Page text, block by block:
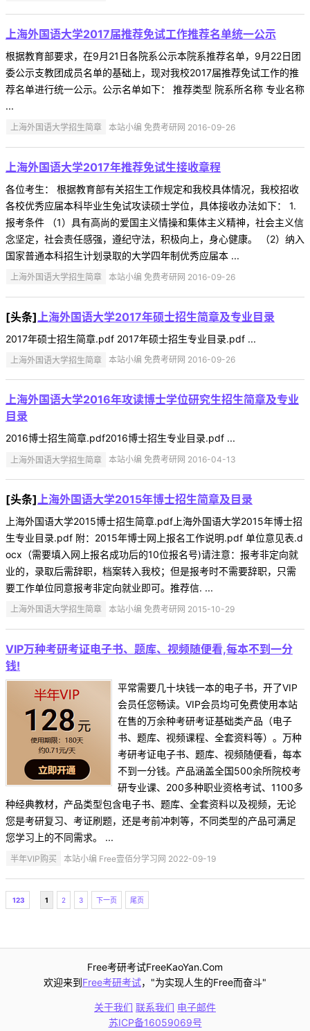
上海外国语大学2017届推荐免试工作推荐名单统一公示
根据教育部要求，在9月21日各院系公示本院系推荐名单，9月22日团
委公示支教团成员名单的基础上，现对我校2017届推荐免试工作的推
荐名单进行统一公示。公示名单如下： 推荐类型 院系所名称 专业名称
...
上海外国语大学招生简章 本站小编 免费考研网 2016-09-26
上海外国语大学2017年推荐免试生接收章程
各位考生： 根据教育部有关招生工作规定和我校具体情况，我校招收
各校优秀应届本科毕业生免试攻读硕士学位，具体接收办法如下： 1.
报考条件 （1）具有高尚的爱国主义情操和集体主义精神，社会主义信
念坚定，社会责任感强，遵纪守法，积极向上，身心健康。 （2）纳入
国家普通本科招生计划录取的大学四年制优秀应届本 ...
上海外国语大学招生简章 本站小编 免费考研网 2016-09-26
[头条] 上海外国语大学2017年硕士招生简章及专业目录
2017年硕士招生简章.pdf 2017年硕士招生专业目录.pdf ...
上海外国语大学招生简章 本站小编 免费考研网 2016-09-26
上海外国语大学2016年攻读博士学位研究生招生简章及专业
目录
2016博士招生简章.pdf2016博士招生专业目录.pdf ...
上海外国语大学招生简章 本站小编 免费考研网 2016-04-13
[头条]上海外国语大学2015年博士招生简章及目录
上海外国语大学2015博士招生简章.pdf上海外国语大学2015年博士招
生专业目录.pdf 附：2015年博士网上报名工作说明.pdf 单位意见表.d
ocx（需要填入网上报名成功后的10位报名号)请注意：报考非定向就
业的，录取后需辞职，档案转入我校；但是报考时不需要辞职，只需
要工作单位同意报考非定向就业即可。推荐信. ...
上海外国语大学招生简章 本站小编 免费考研网 2015-10-29
VIP万种考研考证电子书、题库、视频随便看,每本不到一分
钱!
平常需要几十块钱一本的电子书，开了VIP
会员任您畅读。VIP会员均可免费使用本站
在售的万余种考研考证基础类产品（电子
书、题库、视频课程、全套资料等）。万种
考研考证电子书、题库、视频随便看，每本
不到一分钱。产品涵盖全国500余所院校考
研专业课、200多种职业资格考试、1100多
种经典教材，产品类型包含电子书、题库、全套资料以及视频，无论
您是考研复习、考证刷题，还是考前冲刺等，不同类型的产品可满足
您学习上的不同需求。 ...
半年VIP购买 本站小编 Free壹佰分学习网 2022-09-19
123 1 2 3 下一页 尾页
Free考研考试FreeKaoYan.Com
欢迎来到Free考研考试，"为实现人生的Free而奋斗"
关于我们 联系我们 电子邮件
苏ICP备16059069号